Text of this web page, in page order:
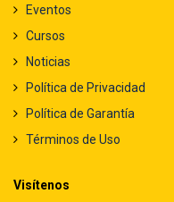
Eventos
Cursos
Noticias
Política de Privacidad
Política de Garantía
Términos de Uso
Visítenos